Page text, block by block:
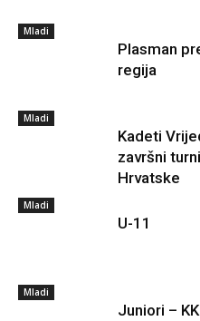
Mladi
Plasman
regija
Mladi
Kadeti
završni
Hrvatske
Mladi
U-11
Mladi
Juniori –